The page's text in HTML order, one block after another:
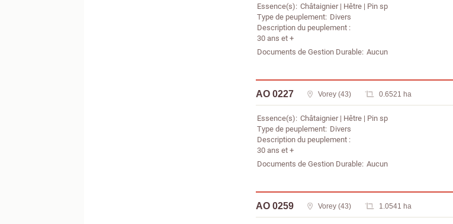
Essence(s) Châtaignier Hêtre Pin sp
Type de peuplement Divers
Description du peuplement
30 ans et +
Documents de Gestion Durable Aucun
AO 0227 Vorey (43) 0.6521 ha
Essence(s) Châtaignier Hêtre Pin sp
Type de peuplement Divers
Description du peuplement
30 ans et +
Documents de Gestion Durable Aucun
AO 0259 Vorey (43) 1.0541 ha